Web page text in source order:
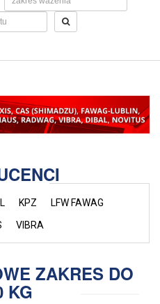
KPZ
LFW FAWAG
VIBRA
ZAKRES DO
KG